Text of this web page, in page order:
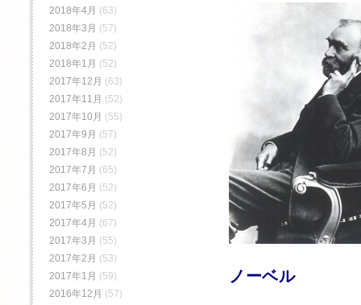
ノーベル
2018年4月 (63)
2018年3月 (57)
2018年2月 (52)
2018年1月 (52)
2017年12月 (63)
2017年11月 (52)
2017年10月 (55)
2017年9月 (57)
2017年8月 (52)
2017年7月 (65)
2017年6月 (52)
2017年5月 (52)
2017年4月 (67)
2017年3月 (55)
2017年2月 (53)
2017年1月 (59)
2016年12月 (57)